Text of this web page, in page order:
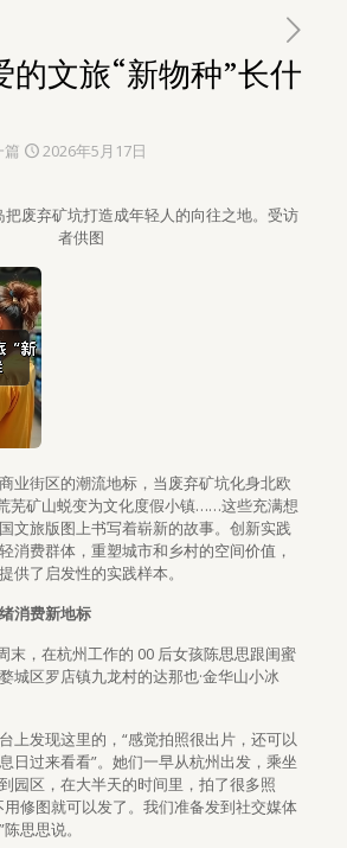
的文旅“新物种”长什
篇 2026年5月17日
把废弃矿坑打造成年轻人的向往之地。受访
者供图
业街区的潮流地标，当废弃矿坑化身北欧
芜矿山蜕变为文化度假小镇……这些充满想
文旅版图上书写着崭新的故事。创新实践
消费群体，重塑城市和乡村的空间价值，
供了启发性的实践样本。
消费新地标
末，在杭州工作的 00 后女孩陈思思跟闺蜜
城区罗店镇九龙村的达那也·金华山小冰
上发现这里的，“感觉拍照很出片，还可以
日过来看看”。她们一早从杭州出发，乘坐
园区，在大半天的时间里，拍了很多照
用修图就可以发了。我们准备发到社交媒体
思思说。